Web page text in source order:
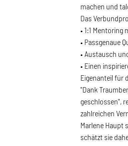
machen und
Das
• 1:1
• Passgenaue
• Austausch
• Einen
Eigenanteil für
"Dank
geschlossen",
zahlreichen
Marlene Haupt
schätzt sie